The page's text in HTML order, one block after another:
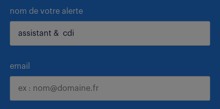
nom de votre alerte
email